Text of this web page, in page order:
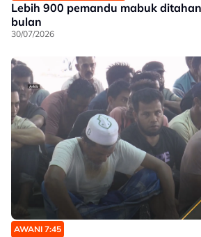
Lebih 900 pemandu mabuk
bulan
30/07/2026
AWANI 7:45